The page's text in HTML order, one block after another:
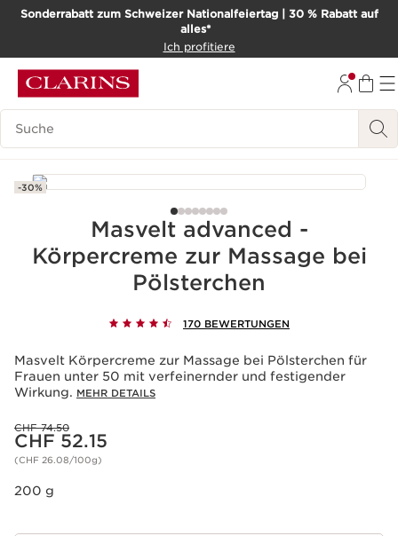
BARRIEREFREIHEITSWERKZEUG
Sonderrabatt zum Schweizer Nationalfeiertag | 30 % Rabatt auf
alles*
Ich profitiere
Legende suchen
-30%
Masvelt advanced -
Körpercreme zur Massage bei
Pölsterchen
170 BEWERTUNGEN
Masvelt Körpercreme zur Massage bei Pölsterchen für
Frauen unter 50 mit verfeinernder und festigender
Wirkung. MEHR DETAILS
Vorheriger Preis CHF 74.50
CHF 74.50
Aktueller Preis CHF 52.15
CHF 52.15
(CHF 26.08/100g)
200 g